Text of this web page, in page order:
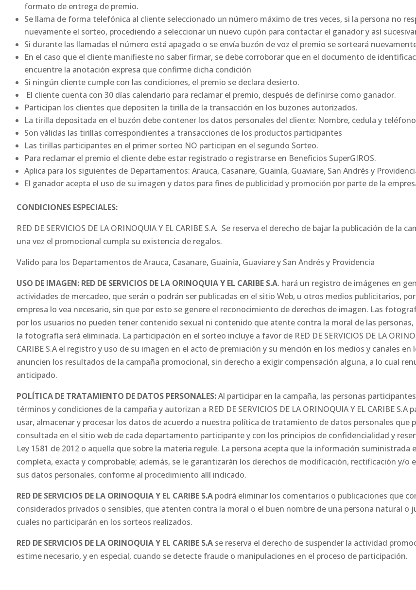
formato de entrega de premio.
Se llama de forma telefónica al cliente seleccionado un número máximo de tres veces, si la persona no
nuevamente el sorteo, procediendo a seleccionar un nuevo cupón para contactar el ganador y así
Si durante las llamadas el número está apagado o se envía buzón de voz el premio se sorteará
En el caso que el cliente manifieste no saber firmar, se debe corroborar que en el documento de
encuentre la anotación expresa que confirme dicha condición
Si ningún cliente cumple con las condiciones, el premio se declara desierto.
El cliente cuenta con 30 días calendario para reclamar el premio, después de definirse como ganador.
Participan los clientes que depositen la tirilla de la transacción en los buzones autorizados.
La tirilla depositada en el buzón debe contener los datos personales del cliente: Nombre, cedula y
Son válidas las tirillas correspondientes a transacciones de los productos participantes
Las tirillas participantes en el primer sorteo NO participan en el segundo Sorteo.
Para reclamar el premio el cliente debe estar registrado o registrarse en Beneficios SuperGIROS.
Aplica para los siguientes de Departamentos: Arauca, Casanare, Guainía, Guaviare, San Andrés y
El ganador acepta el uso de su imagen y datos para fines de publicidad y promoción por parte de la
CONDICIONES ESPECIALES:
RED DE SERVICIOS DE LA ORINOQUIA Y EL CARIBE S.A. Se reserva el derecho de bajar la publicación de la
una vez el promocional cumpla su existencia de regalos.
Valido para los Departamentos de Arauca, Casanare, Guainía, Guaviare y San Andrés y Providencia
USO DE IMAGEN: RED DE SERVICIOS DE LA ORINOQUIA Y EL CARIBE S.A. hará un registro de imágenes en
actividades de mercadeo, que serán o podrán ser publicadas en el sitio Web, u otros medios publicitarios,
empresa lo vea necesario, sin que por esto se genere el reconocimiento de derechos de imagen. Las
por los usuarios no pueden tener contenido sexual ni contenido que atente contra la moral de las
la fotografía será eliminada. La participación en el sorteo incluye a favor de RED DE SERVICIOS DE LA
CARIBE S.A el registro y uso de su imagen en el acto de premiación y su mención en los medios y canales en
anuncien los resultados de la campaña promocional, sin derecho a exigir compensación alguna, a lo cual
anticipado.
POLÍTICA DE TRATAMIENTO DE DATOS PERSONALES:Al participar en la campaña, las personas
términos y condiciones de la campaña y autorizan a RED DE SERVICIOS DE LA ORINOQUIA Y EL CARIBE S.A
usar, almacenar y procesar los datos de acuerdo a nuestra política de tratamiento de datos personales que
consultada en el sitio web de cada departamento participante y con los principios de confidencialidad y
Ley 1581 de 2012 o aquella que sobre la materia regule. La persona acepta que la información suministrada
completa, exacta y comprobable; además, se le garantizarán los derechos de modificación, rectificación y/o
sus datos personales, conforme al procedimiento allí indicado.
RED DE SERVICIOS DE LA ORINOQUIA Y EL CARIBE S.A podrá eliminar los comentarios o publicaciones que
considerados privados o sensibles, que atenten contra la moral o el buen nombre de una persona natural o
cuales no participarán en los sorteos realizados.
RED DE SERVICIOS DE LA ORINOQUIA Y EL CARIBE S.A se reserva el derecho de suspender la actividad
estime necesario, y en especial, cuando se detecte fraude o manipulaciones en el proceso de participación.